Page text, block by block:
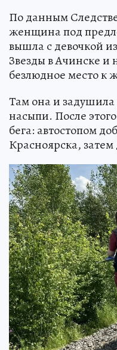
По данным
женщина под
вышла с девочкой
Звезды в Ачинске и
безлюдное место к
Там она и задушила
насыпи. После
бега: автостопом
Красноярска,